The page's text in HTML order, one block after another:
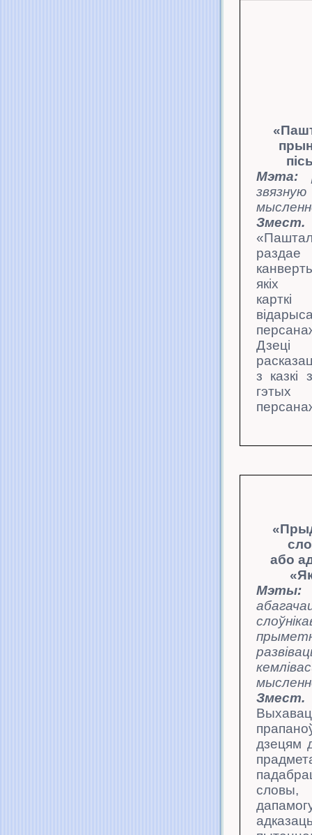
Мэта:
Змест.
якіх
Дзеці
з казкі
гэтых
або
Мэты:
Змест.
дзе­цям